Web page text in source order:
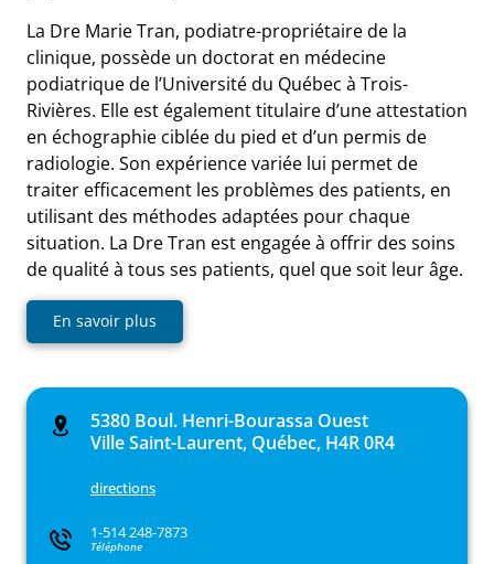
La Dre Marie Tran, podiatre-propriétaire de la
clinique, possède un doctorat en médecine
podiatrique de l’Université du Québec à Trois-
Rivières. Elle est également titulaire d’une attestation
en échographie ciblée du pied et d’un permis de
radiologie. Son expérience variée lui permet de
traiter efficacement les problèmes des patients, en
utilisant des méthodes adaptées pour chaque
situation. La Dre Tran est engagée à offrir des soins
de qualité à tous ses patients, quel que soit leur âge.
En savoir plus
5380 Boul. Henri-Bourassa Ouest
Ville Saint-Laurent, Québec, H4R 0R4
directions
1-514 248-7873
Téléphone